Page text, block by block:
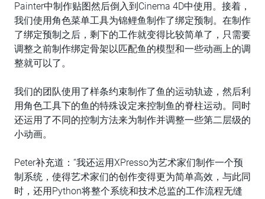
Painter中制作贴图然后倒入到Cinema 4D中使用。接着，
我们使用角色菜单工具为锦鲤鱼制作了绑定预制。在制作
了绑定预制之后，剩下的工作就变得比较简单了，只需要
调整之前制作绑定骨架以匹配鱼的模型和一些动画上的调
整就可以了。
我们的团队使用了样条约束制作了鱼的运动轨迹，然后利
用角色工具下的鱼的特殊设定来控制鱼的脊柱运动。同时
还运用了不同的控制方法来为制作并调整一些第二层级的
小动画。
Peter补充道：“我还运用XPresso为艺术家们制作一个预
制系统，使得艺术家们的创作变得更为简单高效，与此同
时，还用Python将整个系统和技术总监的工作流程无缝